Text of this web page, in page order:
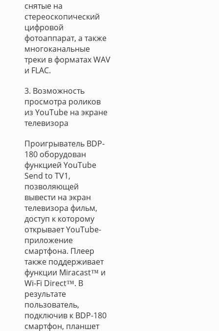
снятые на
стереоскопический
цифровой
фотоаппарат, а также
многоканальные
треки в форматах WAV
и FLAC.
3. Возможность
просмотра роликов
из YouTube на экране
телевизора
Проигрыватель BDP-
180 оборудован
функцией YouTube
Send to TV1,
позволяющей
вывести на экран
телевизора фильм,
доступ к которому
открывает YouTube-
приложение
смартфона. Плеер
также поддерживает
функции Miracast™ и
Wi-Fi Direct™. В
результате
пользователь,
подключив к BDP-180
смартфон, планшет